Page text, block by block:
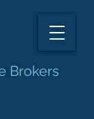
Brokers